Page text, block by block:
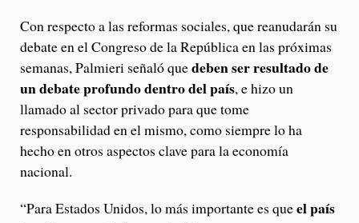
Con respecto a las reformas sociales, que reanudarán su
debate en el Congreso de la República en las próximas
semanas, Palmieri señaló quedeben ser resultado de
un debate profundo dentro del país, e hizo un
llamado al sector privado para que tome
responsabilidad en el mismo, como siempre lo ha
hecho en otros aspectos clave para la economía
nacional.
“Para Estados Unidos, lo más importante es queel país